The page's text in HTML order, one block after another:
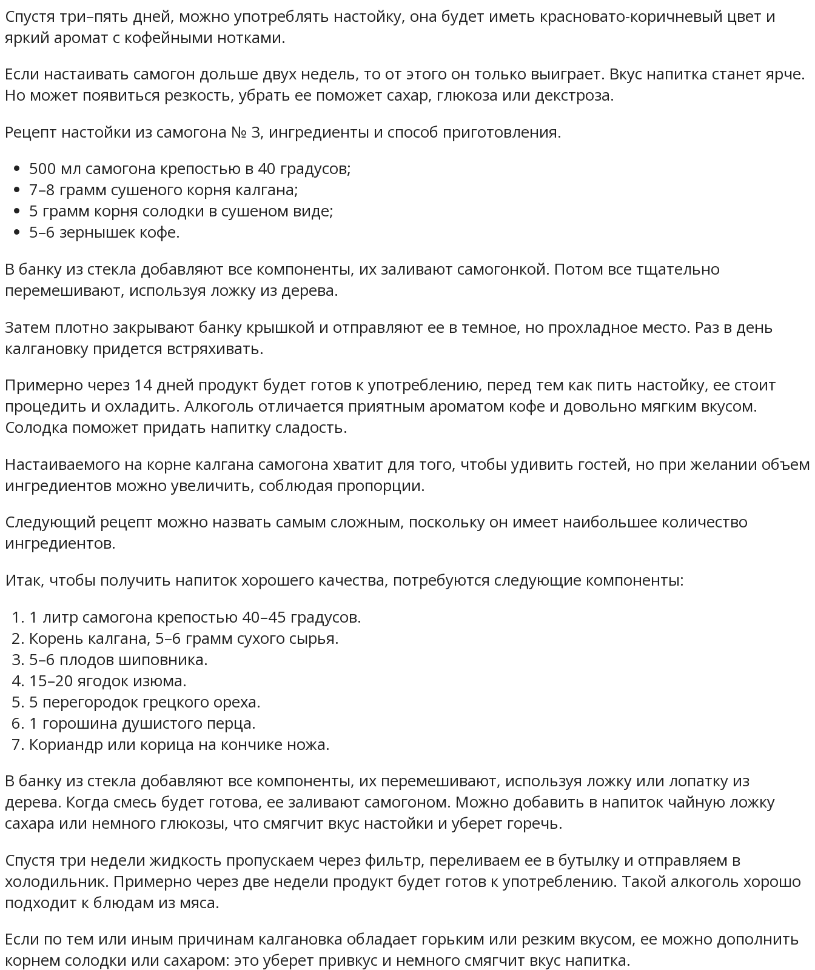
Спустя три–пять дней, можно употреблять настойку, она будет иметь красновато-коричневый цвет и
яркий аромат с кофейными нотками.
Если настаивать самогон дольше двух недель, то от этого он только выиграет. Вкус напитка станет ярче.
Но может появиться резкость, убрать ее поможет сахар, глюкоза или декстроза.
Рецепт настойки из самогона № 3, ингредиенты и способ приготовления.
500 мл самогона крепостью в 40 градусов;
7–8 грамм сушеного корня калгана;
5 грамм корня солодки в сушеном виде;
5–6 зернышек кофе.
В банку из стекла добавляют все компоненты, их заливают самогонкой. Потом все тщательно
перемешивают, используя ложку из дерева.
Затем плотно закрывают банку крышкой и отправляют ее в темное, но прохладное место. Раз в день
калгановку придется встряхивать.
Примерно через 14 дней продукт будет готов к употреблению, перед тем как пить настойку, ее стоит
процедить и охладить. Алкоголь отличается приятным ароматом кофе и довольно мягким вкусом.
Солодка поможет придать напитку сладость.
Настаиваемого на корне калгана самогона хватит для того, чтобы удивить гостей, но при желании объем
ингредиентов можно увеличить, соблюдая пропорции.
Следующий рецепт можно назвать самым сложным, поскольку он имеет наибольшее количество
ингредиентов.
Итак, чтобы получить напиток хорошего качества, потребуются следующие компоненты:
1 литр самогона крепостью 40–45 градусов.
Корень калгана, 5–6 грамм сухого сырья.
5–6 плодов шиповника.
15–20 ягодок изюма.
5 перегородок грецкого ореха.
1 горошина душистого перца.
Кориандр или корица на кончике ножа.
В банку из стекла добавляют все компоненты, их перемешивают, используя ложку или лопатку из
дерева. Когда смесь будет готова, ее заливают самогоном. Можно добавить в напиток чайную ложку
сахара или немного глюкозы, что смягчит вкус настойки и уберет горечь.
Спустя три недели жидкость пропускаем через фильтр, переливаем ее в бутылку и отправляем в
холодильник. Примерно через две недели продукт будет готов к употреблению. Такой алкоголь хорошо
подходит к блюдам из мяса.
Если по тем или иным причинам калгановка обладает горьким или резким вкусом, ее можно дополнить
корнем солодки или сахаром: это уберет привкус и немного смягчит вкус напитка.